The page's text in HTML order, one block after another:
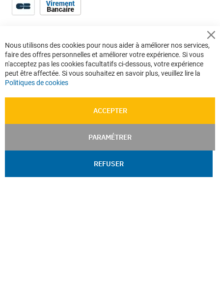
Nous utilisons des cookies pour nous aider à améliorer nos services,
faire des offres personnelles et améliorer votre expérience. Si vous
n'acceptez pas les cookies facultatifs ci-dessous, votre expérience
peut être affectée. Si vous souhaitez en savoir plus, veuillez lire la
Politiques de cookies
ACCEPTER
PARAMÉTRER
REFUSER